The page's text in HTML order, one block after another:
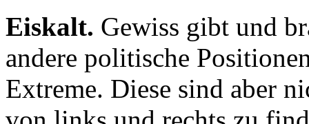
Eiskalt. Gewiss gibt und
andere politische
Extreme. Diese sind aber